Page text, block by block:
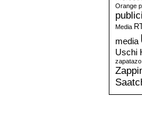
Orange
Media
media
Uschi
zapatazo